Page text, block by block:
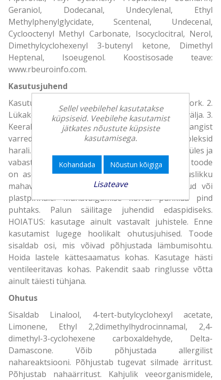
Geraniol, Dodecanal, Undecylenal, Ethyl
Methylphenylglycidate, Scentenal, Undecenal,
Cyclooctenyl Methyl Carbonate, Isocyclocitral, Nerol,
Dimethylcyclohexenyl 3-butenyl ketone, Dimethyl
Heptenal, Isoeugenol. Koostisosade teave:
www.rbeuroinfo.com.
Kasutusjuhend
Kasutusjuhend: 1. Keerake lahti ja eemaldage kork. 2.
Lükake sõrmega tihendusketas korgi ülaosast välja. 3.
Keerake kork tagasi pudelile. 4. Sisestage rotangist
varred pudelisse, hoolitsedes selle eest, et need oleksid
harali. Varred toimivad kui taht, tõmmates lõhna üles ja
vabastades seda aeglaselt õhku. 5. Veenduge, et toode
on asetatud stabiilsele pinnale, vältimaks juhuslikku
mahavalgumist. Mitte asetada lihvitud, värvitud või
plastpinnale. Mahavalgumise korral pühkida pind
puhtaks. Palun säilitage juhendid edaspidiseks.
HOIATUS: kasutage ainult vastavalt juhistele. Enne
kasutamist lugege hoolikalt ohutusjuhised. Toode
sisaldab osi, mis võivad põhjustada lämbumisohtu.
Hoida lastele kättesaamatus kohas. Kasutage hästi
ventileeritavas kohas. Pakendit saab ringlusse võtta
ainult täiesti tühjana.
Ohutus
Sisaldab Linalool, 4-tert-butylcyclohexyl acetate,
Limonene, Ethyl 2,2dimethylhydrocinnamal, 2,4-
dimethyl-3-cyclohexene carboxaldehyde, Delta-
Damascone. Võib põhjustada allergilist
nahareaktsiooni. Põhjustab tugevat silmade ärritust.
Põhjustab nahaärritust. Kahjulik veeorganismidele,
Sellel veebilehel kasutatakse
küpsiseid. Veebilehe kasutamist
jätkates nõustute küpsiste
kasutamisega.
Kohandada Nõustun kõigiga
Lisateave